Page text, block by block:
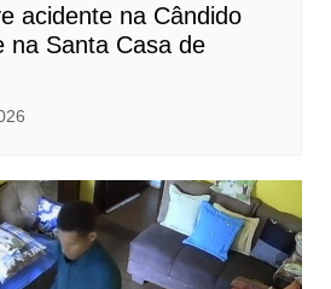
acidente na Cândido
na Santa Casa de